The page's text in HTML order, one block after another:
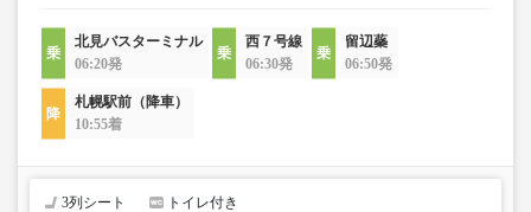
北見バスターミナル
06:20発
西７号線
06:30発
留辺蘂
06:50発
札幌駅前（降車）
10:55着
3列シート トイレ付き